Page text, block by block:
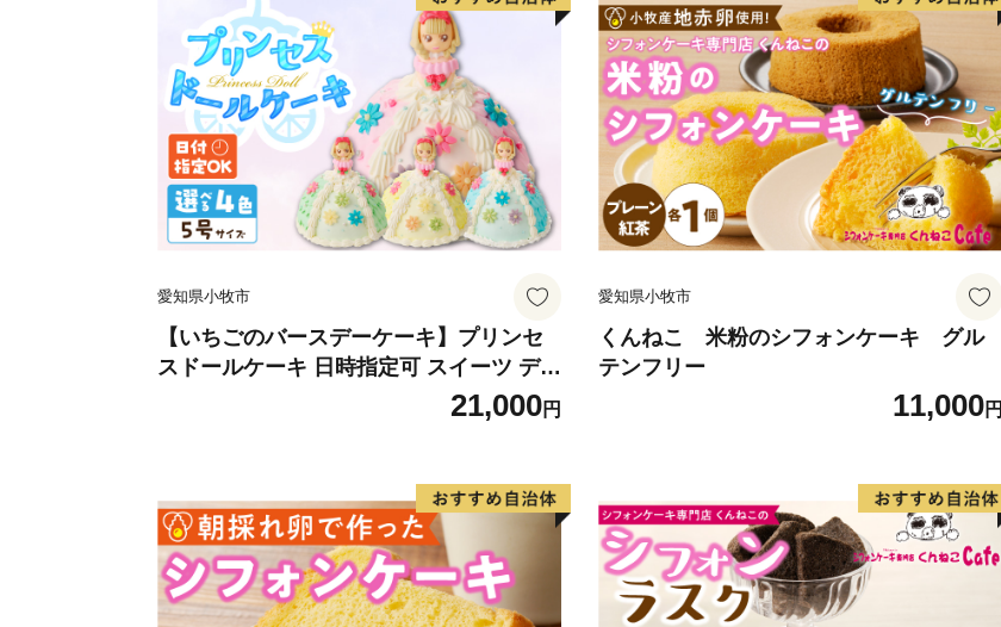
愛知県小牧市
【いちごのバースデーケーキ】プリンセ
スドールケーキ 日時指定可 スイーツ デザ
ート 洋菓子 お取り寄せ 愛知県 小牧市 送
料無料 誕生日 クリスマス お祝い キャラ
21,000円
愛知県小牧市
くんねこ 米粉のシフォンケーキ グル
テンフリー
11,000円